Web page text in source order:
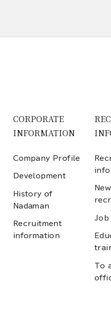
CORPORATE
INFORMATION
Company Profile
Development
History of
Nadaman
Recruitment
information
Job
To